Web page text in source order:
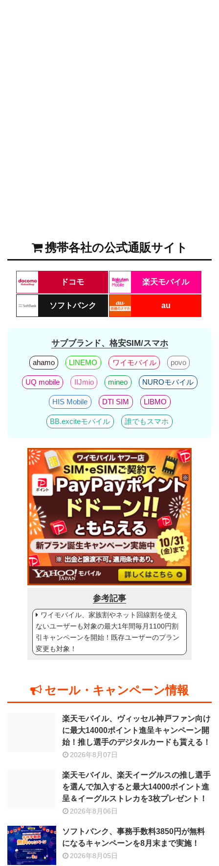
携帯各社の公式通販サイト
ドコモ 楽天モバイル
ソフトバンク au
サブブランド、格安SIM/スマホ
ahamo LINEMO ワイモバイル povo
UQ mobile IIJmio mineo NUROモバイル
HIS Mobile DTI SIM LIBMO
BB.exciteモバイル 誰でもスマホ
参考記事
ワイモバイル、家族割やネット回線割を使え
ないユーザーも対象の最大1年間毎月1100円割
引キャンペーンを開始！既存ユーザーのプラン
変更も対象！
セール・キャンペーン情報
楽天モバイル、ヴィッセル神戸ファン向け
に最大14000ポイント進呈キャンペーン開
始！推し選手のデジタルカードも貰える！
2026年8月07日
楽天モバイル、楽天イーグルスの推し選手
を選んで加入すると最大14000ポイント進
呈＆イーグルストレカを3枚プレゼント！
2026年8月06日
ソフトバンク、事務手数料3850円が無料
になるキャンペーンを8月末まで実施！
2026年8月05日